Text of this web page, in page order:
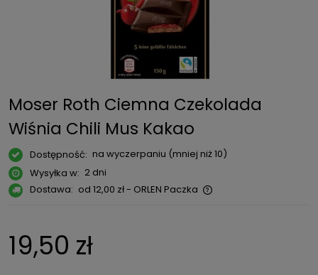
Moser Roth Ciemna Czekolada
Wiśnia Chili Mus Kakao
Dostępność: na wyczerpaniu (mniej niż 10)
Wysyłka w: 2 dni
Dostawa: od 12,00 zł- ORLEN Paczka
19,50 zł